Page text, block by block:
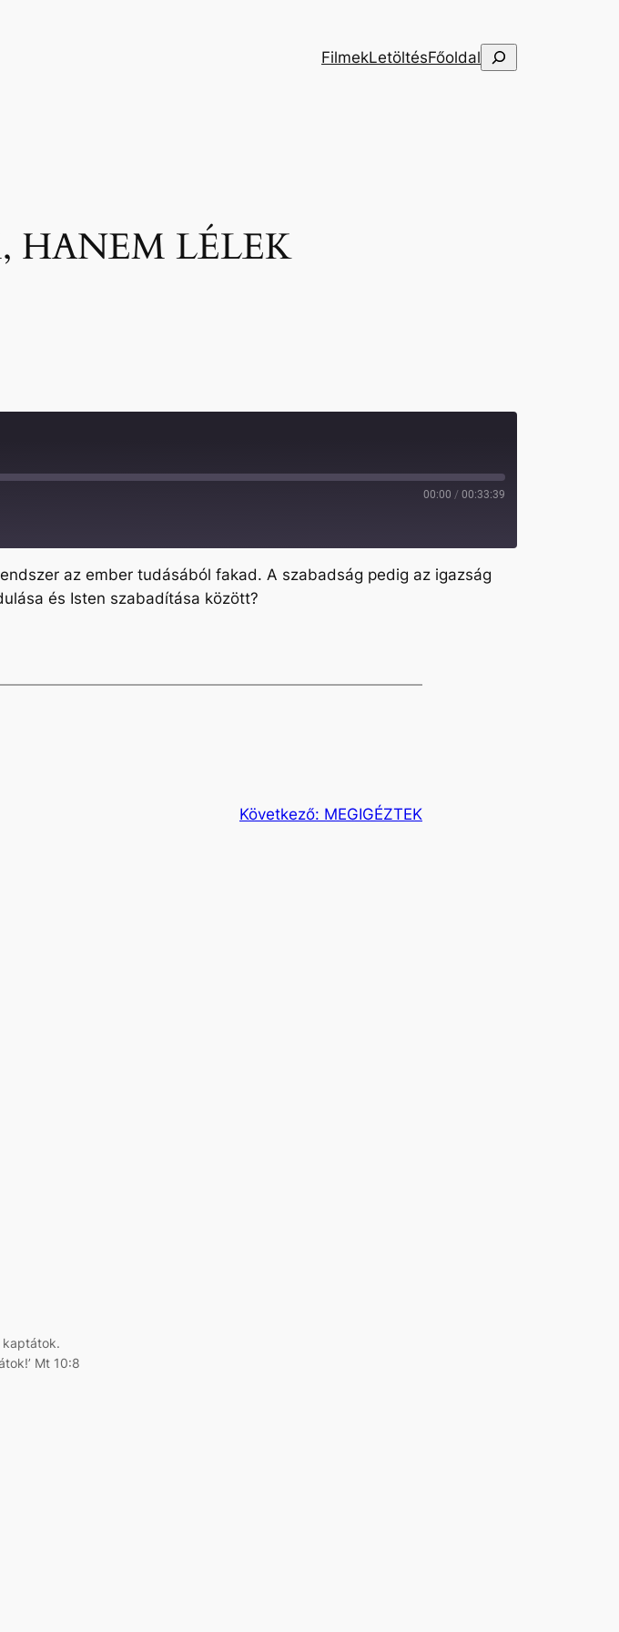
FilmekLetöltésFőoldal Keresés
HANEM LÉLEK
00:00 / 00:33:39
az ember tudásából fakad. A szabadság pedig az igazság
és Isten szabadítása között?
Következő: MEGIGÉZTEK
kaptátok.
Mt 10:8